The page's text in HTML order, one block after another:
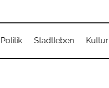
Politik Stadtleben Kultur